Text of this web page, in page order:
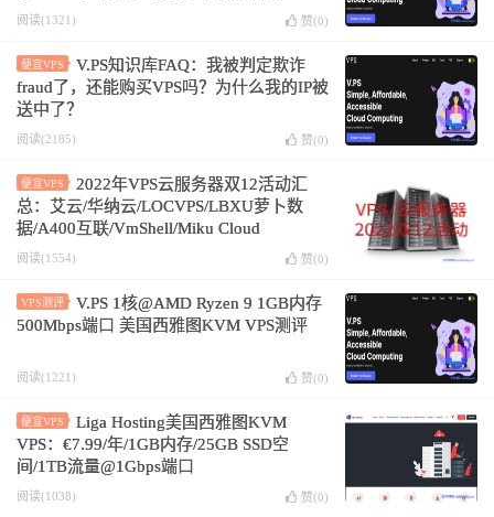
圣何塞GIA/西雅图
阅读(1321) 赞(0)
便宜VPS
V.PS知识库FAQ：我被判定欺诈
fraud了，还能购买VPS吗？为什么我的IP被
送中了？
阅读(2185) 赞(0)
便宜VPS
2022年VPS云服务器双12活动汇
总：艾云/华纳云/LOCVPS/LBXU萝卜数
据/A400互联/VmShell/Miku Cloud
阅读(1554) 赞(0)
VPS测评
V.PS 1核@AMD Ryzen 9 1GB内存
500Mbps端口 美国西雅图KVM VPS测评
阅读(1221) 赞(0)
便宜VPS
Liga Hosting美国西雅图KVM
VPS：€7.99/年/1GB内存/25GB SSD空
间/1TB流量@1Gbps端口
阅读(1038) 赞(0)